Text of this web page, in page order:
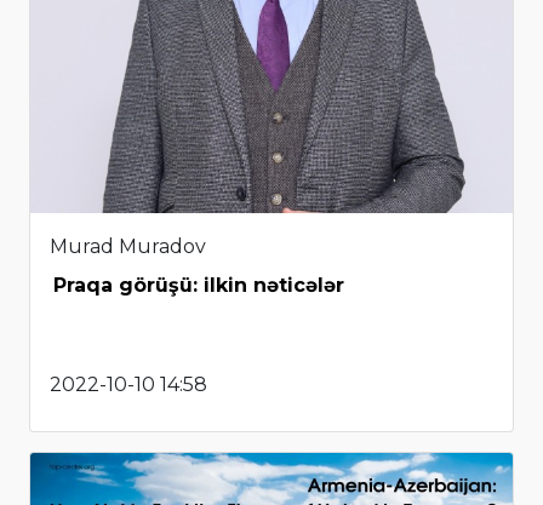
Murad Muradov
Praqa görüşü: ilkin nəticələr
2022-10-10 14:58